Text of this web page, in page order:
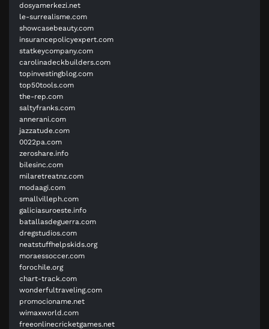
dosyamerkezi.net
le-surrealisme.com
showcasebeauty.com
insurancepolicyexpert.com
statkeycompany.com
carolinadeckbuilders.com
topinvestingblog.com
top50tools.com
the-rep.com
saltyfranks.com
annerani.com
jazzatude.com
0022pa.com
zeroshare.info
bilesinc.com
milaretreatnz.com
modaagi.com
smallvilleph.com
galiciasuroeste.info
batallasdeguerra.com
dregstudios.com
neatstuffhelpskids.org
moraessoccer.com
forochile.org
chart-track.com
wonderfultraveling.com
promocioname.net
wimaxworld.com
freeonlinecricketgames.net